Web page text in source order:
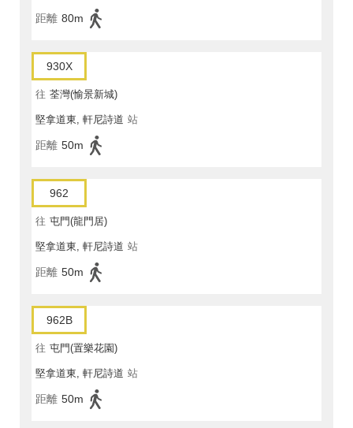
距離 80m
930X
往 荃灣(愉景新城)
堅拿道東, 軒尼詩道 站
距離 50m
962
往 屯門(龍門居)
堅拿道東, 軒尼詩道 站
距離 50m
962B
往 屯門(置樂花園)
堅拿道東, 軒尼詩道 站
距離 50m